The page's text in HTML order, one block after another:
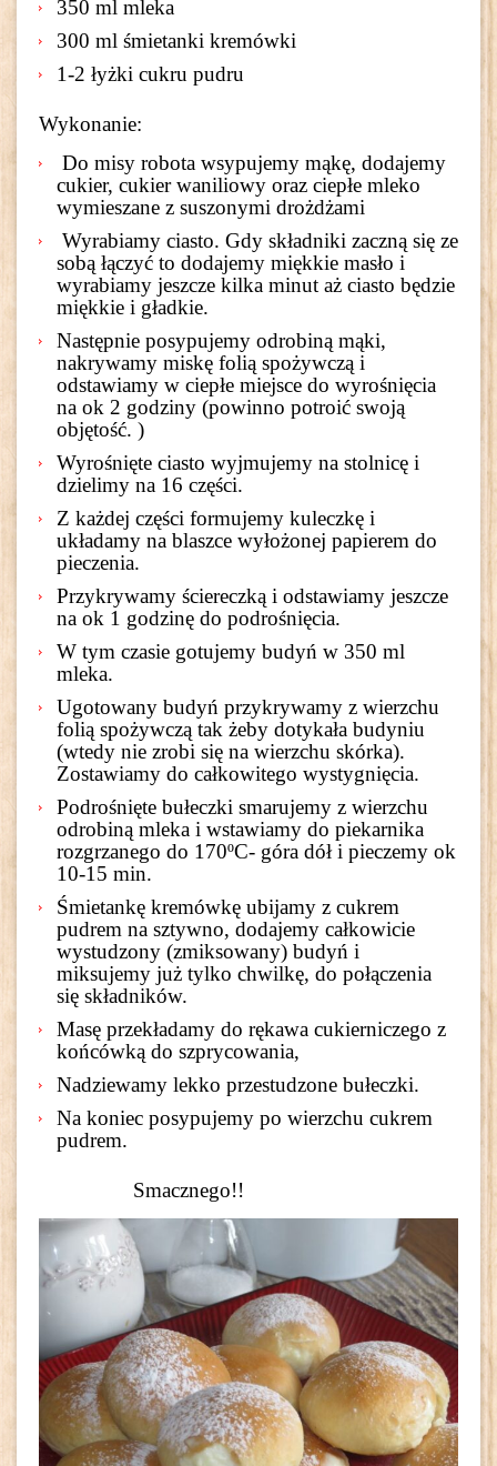
350 ml mleka
300 ml śmietanki kremówki
1-2 łyżki cukru pudru
Wykonanie:
Do misy robota wsypujemy mąkę, dodajemy
cukier, cukier waniliowy oraz ciepłe mleko
wymieszane z suszonymi drożdżami
Wyrabiamy ciasto. Gdy składniki zaczną się ze
sobą łączyć to dodajemy miękkie masło i
wyrabiamy jeszcze kilka minut aż ciasto będzie
miękkie i gładkie.
Następnie posypujemy odrobiną mąki,
nakrywamy miskę folią spożywczą i
odstawiamy w ciepłe miejsce do wyrośnięcia
na ok 2 godziny (powinno potroić swoją
objętość. )
Wyrośnięte ciasto wyjmujemy na stolnicę i
dzielimy na 16 części.
Z każdej części formujemy kuleczkę i
układamy na blaszce wyłożonej papierem do
pieczenia.
Przykrywamy ściereczką i odstawiamy jeszcze
na ok 1 godzinę do podrośnięcia.
W tym czasie gotujemy budyń w 350 ml
mleka.
Ugotowany budyń przykrywamy z wierzchu
folią spożywczą tak żeby dotykała budyniu
(wtedy nie zrobi się na wierzchu skórka).
Zostawiamy do całkowitego wystygnięcia.
Podrośnięte bułeczki smarujemy z wierzchu
odrobiną mleka i wstawiamy do piekarnika
rozgrzanego do 170ºC- góra dół i pieczemy ok
10-15 min.
Śmietankę kremówkę ubijamy z cukrem
pudrem na sztywno, dodajemy całkowicie
wystudzony (zmiksowany) budyń i
miksujemy już tylko chwilkę, do połączenia
się składników.
Masę przekładamy do rękawa cukierniczego z
końcówką do szprycowania,
Nadziewamy lekko przestudzone bułeczki.
Na koniec posypujemy po wierzchu cukrem
pudrem.
Smacznego!!